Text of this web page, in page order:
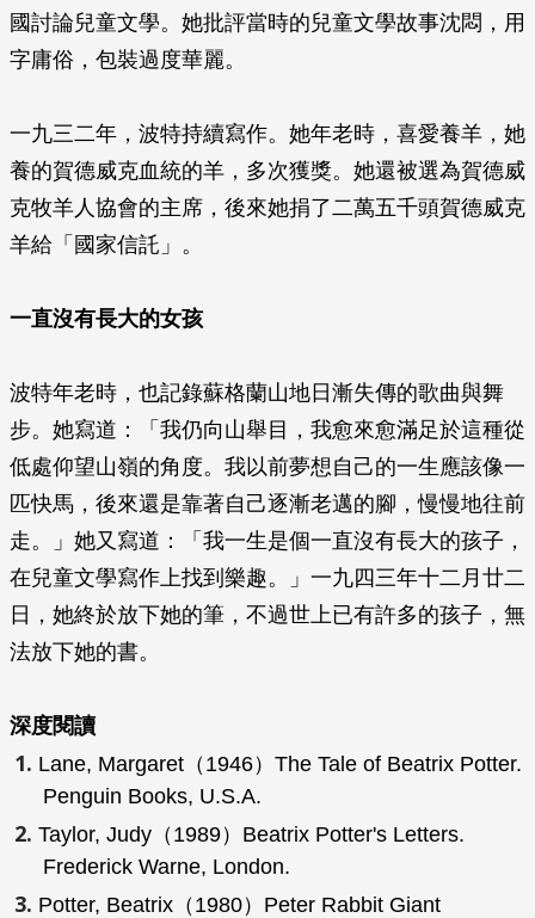
國討論兒童文學。她批評當時的兒童文學故事沈悶，用
字庸俗，包裝過度華麗。
一九三二年，波特持續寫作。她年老時，喜愛養羊，她
養的賀德威克血統的羊，多次獲獎。她還被選為賀德威
克牧羊人協會的主席，後來她捐了二萬五千頭賀德威克
羊給「國家信託」。
一直沒有長大的女孩
波特年老時，也記錄蘇格蘭山地日漸失傳的歌曲與舞
步。她寫道：「我仍向山舉目，我愈來愈滿足於這種從
低處仰望山嶺的角度。我以前夢想自己的一生應該像一
匹快馬，後來還是靠著自己逐漸老邁的腳，慢慢地往前
走。」她又寫道：「我一生是個一直沒有長大的孩子，
在兒童文學寫作上找到樂趣。」一九四三年十二月廿二
日，她終於放下她的筆，不過世上已有許多的孩子，無
法放下她的書。
深度閱讀
Lane, Margaret（1946） The Tale of Beatrix Potter.
Penguin Books, U.S.A.
Taylor, Judy（1989） Beatrix Potter's Letters.
Frederick Warne, London.
Potter, Beatrix（1980） Peter Rabbit Giant